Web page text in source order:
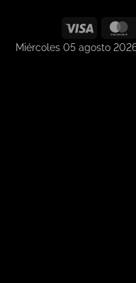
Visa
Miércoles 05 agosto